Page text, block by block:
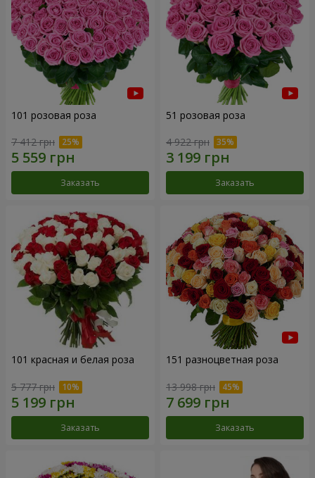
101 розовая роза
7 412 грн
Заказать
51 розовая роза
4 922 грн
Заказать
101 красная и белая роза
5 777 грн
Заказать
151 разноцветная роза
13 998 грн
Заказать